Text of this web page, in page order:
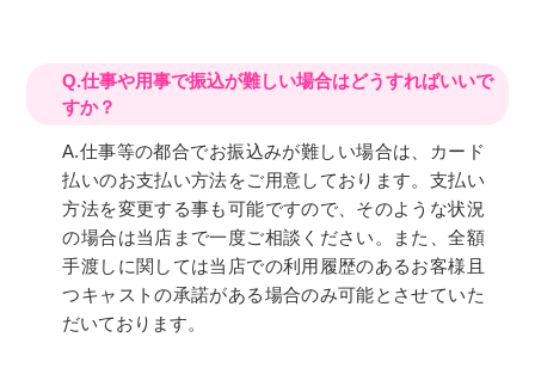
Q.仕事や用事で振込が難しい場合はどうすればいいで
すか？
A.仕事等の都合でお振込みが難しい場合は、カード
払いのお支払い方法をご用意しております。支払い
方法を変更する事も可能ですので、そのような状況
の場合は当店まで一度ご相談ください。また、全額
手渡しに関しては当店での利用履歴のあるお客様且
つキャストの承諾がある場合のみ可能とさせていた
だいております。